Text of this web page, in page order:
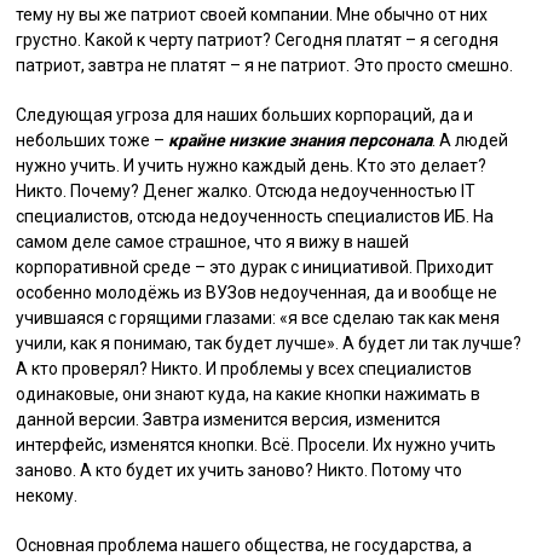
тему ну вы же патриот своей компании. Мне обычно от них
грустно. Какой к черту патриот? Сегодня платят – я сегодня
патриот, завтра не платят – я не патриот. Это просто смешно.
Следующая угроза для наших больших корпораций, да и
небольших тоже – крайне низкие знания персонала. А людей
нужно учить. И учить нужно каждый день. Кто это делает?
Никто. Почему? Денег жалко. Отсюда недоученностью IT
специалистов, отсюда недоученность специалистов ИБ. На
самом деле самое страшное, что я вижу в нашей
корпоративной среде – это дурак с инициативой. Приходит
особенно молодёжь из ВУЗов недоученная, да и вообще не
учившаяся с горящими глазами: «я все сделаю так как меня
учили, как я понимаю, так будет лучше». А будет ли так лучше?
А кто проверял? Никто. И проблемы у всех специалистов
одинаковые, они знают куда, на какие кнопки нажимать в
данной версии. Завтра изменится версия, изменится
интерфейс, изменятся кнопки. Всё. Просели. Их нужно учить
заново. А кто будет их учить заново? Никто. Потому что
некому.
Основная проблема нашего общества, не государства, а